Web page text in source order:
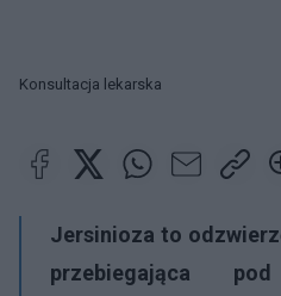
Konsultacja lekarska
Jersinioza to
przebiegająca